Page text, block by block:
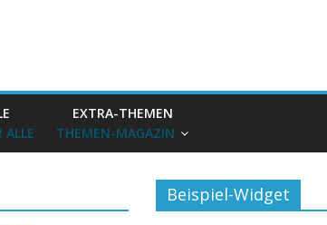
ALLE
EXTRA-THEMEN
THEMEN-MAGAZIN
Beispiel-Widget